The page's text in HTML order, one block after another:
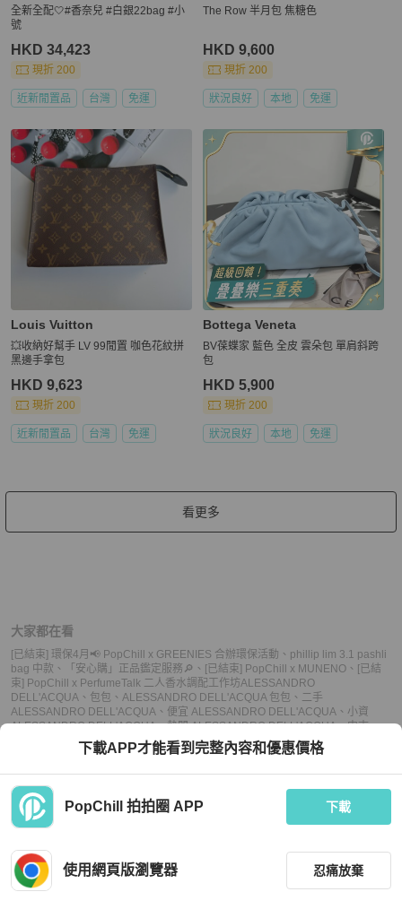
全新全配🤍#香奈兒 #白銀22bag #小
號
HKD 34,423
現折 200
近新閒置品 台灣 免運
The Row 半月包 焦糖色
HKD 9,600
現折 200
狀況良好 本地 免運
Louis Vuitton
💥收納好幫手 LV 99閒置 咖色花紋拼
黑邊手拿包
HKD 9,623
現折 200
近新閒置品 台灣 免運
Bottega Veneta
BV葆蝶家 藍色 全皮 雲朵包 單肩斜跨
包
HKD 5,900
現折 200
狀況良好 本地 免運
看更多
大家都在看
[已結束] 環保4月📢 PopChill x GREENIES 合辦環保活動 、 phillip lim 3.1 pashli
bag 中款 、 「安心購」正品鑑定服務🔎 、 [已結束] PopChill x MUNENO 、 [已結
束] PopChill x PerfumeTalk 二人香水調配工作坊ALESSANDRO
DELL'ACQUA 、 包包 、 ALESSANDRO DELL'ACQUA 包包 、 二手
ALESSANDRO DELL'ACQUA 、 便宜 ALESSANDRO DELL'ACQUA 、 小資
ALESSANDRO DELL'ACQUA、熱門 ALESSANDRO DELL'ACQUA、中古
ALESSANDRO DELL'ACQUA、推薦 ALESSANDRO DELL'ACQUA
、 小資 包包 、熱門 包包、中古 包包、推薦 包包
下載APP才能看到完整內容和優惠價格
PopChill 拍拍圈 APP 下載
使用網頁版瀏覽器 忍痛放棄